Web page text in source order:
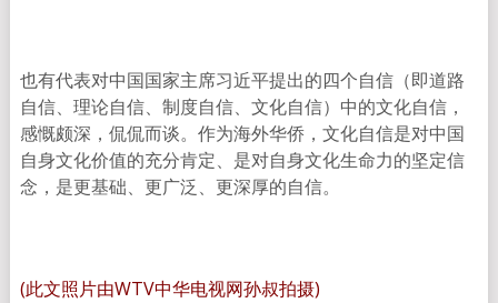
也有代表对中国国家主席习近平提出的四个自信（即道路
自信、理论自信、制度自信、文化自信）中的文化自信，
感慨颇深，侃侃而谈。作为海外华侨，文化自信是对中国
自身文化价值的充分肯定、是对自身文化生命力的坚定信
念，是更基础、更广泛、更深厚的自信。
(此文照片由WTV中华电视网孙叔拍摄)